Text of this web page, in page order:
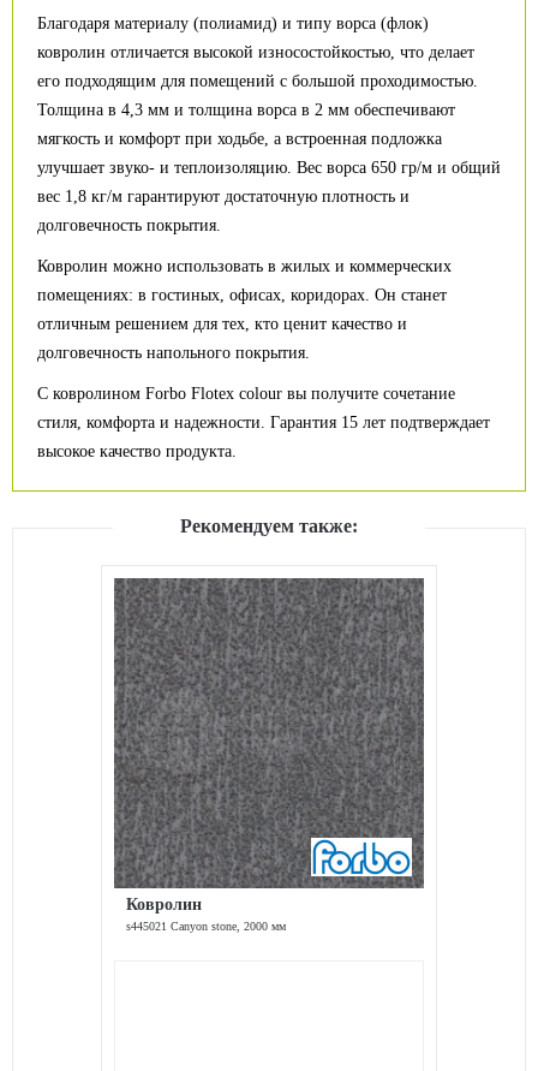
Благодаря материалу (полиамид) и типу ворса (флок)
ковролин отличается высокой износостойкостью, что делает
его подходящим для помещений с большой проходимостью.
Толщина в 4,3 мм и толщина ворса в 2 мм обеспечивают
мягкость и комфорт при ходьбе, а встроенная подложка
улучшает звуко- и теплоизоляцию. Вес ворса 650 гр/м и общий
вес 1,8 кг/м гарантируют достаточную плотность и
долговечность покрытия.
Ковролин можно использовать в жилых и коммерческих
помещениях: в гостиных, офисах, коридорах. Он станет
отличным решением для тех, кто ценит качество и
долговечность напольного покрытия.
С ковролином Forbo Flotex colour вы получите сочетание
стиля, комфорта и надежности. Гарантия 15 лет подтверждает
высокое качество продукта.
Рекомендуем также:
Ковролин
s445021 Canyon stone, 2000 мм